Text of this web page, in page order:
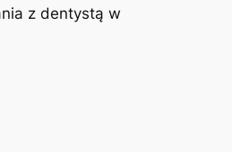
z dentystą w